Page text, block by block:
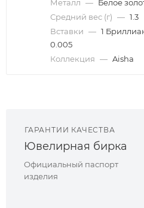
Металл — Белое
Средний вес (г) — 1.3
Вставки — 1
0.005
Коллекция — Aisha
ГАРАНТИИ КАЧЕСТВА
Ювелирная бирка
Официальный паспорт
изделия